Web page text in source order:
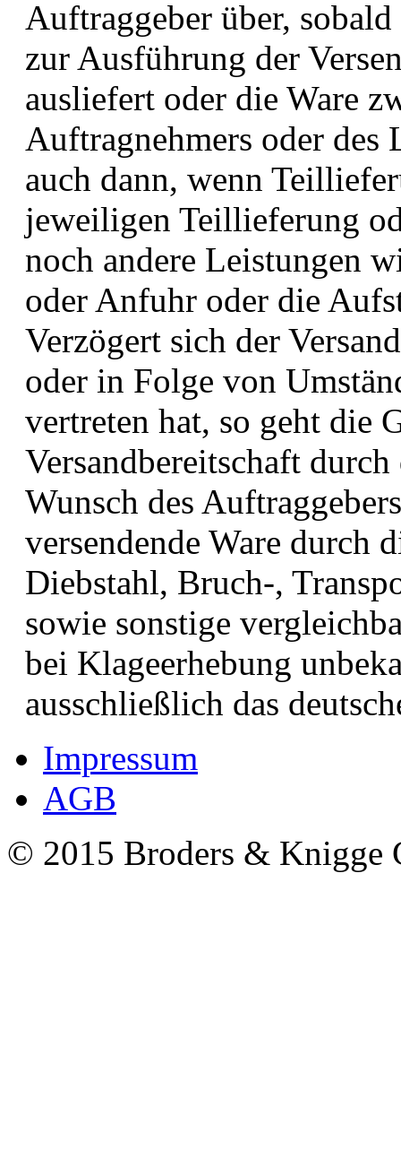
Auftraggeber über,
zur Ausführung der
ausliefert oder die Ware
Auftragnehmers oder
auch dann, wenn
jeweiligen Teillieferung
noch andere Leistungen
oder Anfuhr oder die
Verzögert sich der
oder in Folge von
vertreten hat, so geht die
Versandbereitschaft
Wunsch des
versendende Ware durch
Diebstahl, Bruch-,
sowie sonstige
bei Klageerhebung
ausschließlich das
Impressum
AGB
© 2015 Broders & Knigge